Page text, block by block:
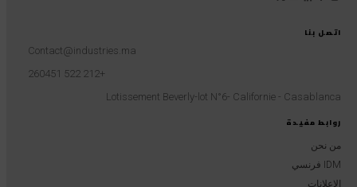
روابط مفيدة
من نحن
IDM فرنسي
الإعلانات
اتصل بنا
Contact@industries.ma
+212 522 260451
Lotissement Beverly-lot N°6- Californie - Casablanca